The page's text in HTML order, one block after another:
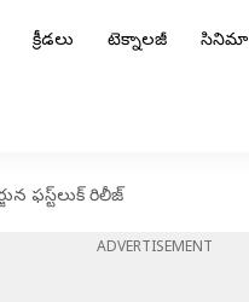
క్రీడలు టెక్నాలజీ సినిమా
ఫస్ట్‌లుక్‌ రిలీజ్‌
ADVERTISEMENT